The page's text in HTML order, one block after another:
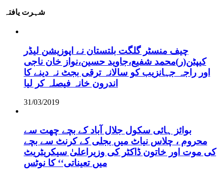
شہرت یافتہ
چیف منسٹر گلگت بلتستان نے اپوزیشن لیڈر
کیپٹن(ر)محمد شفیع،جاوید حسین،نواز خان ناجی
اور راجہ جہانزیب کو سالانہ ترقی بجٹ نہ دینے کا
اندرون خانہ فیصلہ کر لیا
31/03/2019
بوائز ہائی سکول جلال آباد کے بچے چھت سے
محروم ، چلاس نیاٹ میں بجلی کے کرنٹ سے بچے
کی موت اور خاتون ڈاکٹر کی وزیراعلیٰ سیکریٹریٹ
میں تعیناتی‘‘ کا نوٹس